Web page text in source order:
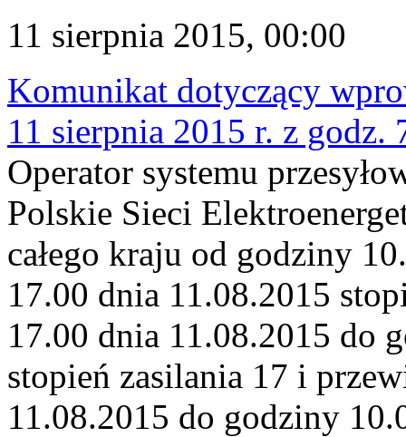
11 sierpnia 2015, 00:00
Komunikat dotyczący
11 sierpnia 2015 r. z godz.
Operator systemu
Polskie Sieci
całego kraju od godziny
17.00 dnia 11.08.2015
17.00 dnia 11.08.2015 do
stopień zasilania 17 i
11.08.2015 do godziny